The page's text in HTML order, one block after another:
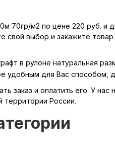
70гр/м2 по цене 220 руб. и
свой выбор и закажите
в рулоне натуральная
удобным для Вас способом,
заказ и оплатить его. У
территории России.